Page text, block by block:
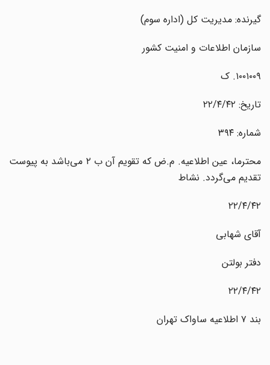
گیرنده‌: مدیریت کل (اداره سوم)
سازمان اطلاعات و امنیت کشور
۱۰۰۱۰۰۹. ک
تاریخ: ۲۲/۴/۴۲
شماره: ۳۹۴
محترما، عین اطلاعیه. م.ض که تقویم آن ب ۲ می‌باشد به پیوست
تقدیم می‌گردد. نشاط
۲۲/۴/۴۲
آقای شهابی
دفتر بولتن
۲۲/۴/۴۲
بند ۷ اطلاعیه ساواک تهران